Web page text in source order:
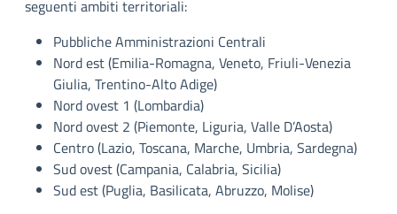
seguenti ambiti territoriali:
Pubbliche Amministrazioni Centrali
Nord est (Emilia-Romagna, Veneto, Friuli-Venezia
Giulia, Trentino-Alto Adige)
Nord ovest 1 (Lombardia)
Nord ovest 2 (Piemonte, Liguria, Valle D’Aosta)
Centro (Lazio, Toscana, Marche, Umbria, Sardegna)
Sud ovest (Campania, Calabria, Sicilia)
Sud est (Puglia, Basilicata, Abruzzo, Molise)